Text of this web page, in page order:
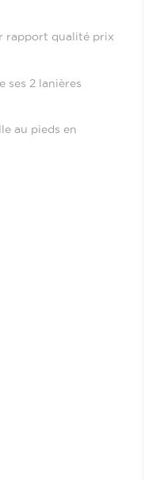
rapport qualité prix
ses 2 lanières
au pieds en